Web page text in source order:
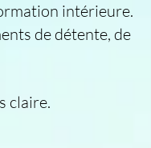
intérieure.
de détente, de
claire.